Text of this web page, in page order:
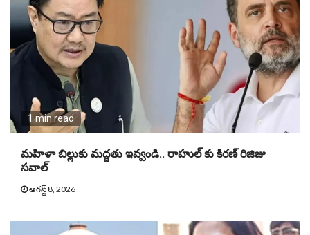
1 min read
మహిళా బిల్లుకు మద్దతు ఇవ్వండి.. రాహుల్ కు కిరణ్ రిజిజు
సవాల్
ఆగస్ట్ 8, 2026